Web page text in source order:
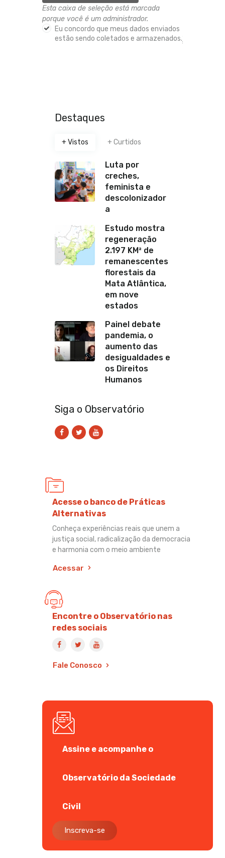
Esta caixa de seleção está marcada
porque você é um administrador.
Eu concordo que meus dados enviados
estão sendo coletados e armazenados.
Destaques
+ Vistos + Curtidos
Luta por
creches,
feminista e
descolonizador
a
Estudo mostra
regeneração
2.197 KM² de
remanescentes
florestais da
Mata Atlântica,
em nove
estados
Painel debate
pandemia, o
aumento das
desigualdades e
os Direitos
Humanos
Siga o Observatório
Acesse o banco de Práticas
Alternativas
Conheça experiências reais que unem a
justiça social, radicalização da democracia
e harmonia com o meio ambiente
Acessar
Encontre o Observatório nas
redes sociais
Fale Conosco
Assine e acompanhe o
Observatório da Sociedade
Civil
Inscreva-se